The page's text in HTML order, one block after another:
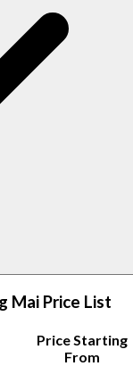
Mai Price List
Price Starting
From